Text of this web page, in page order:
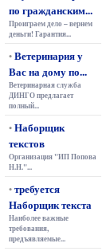
по гражданским...
Проиграем дело – вернем
деньги! Гарантия...
•Ветеринария у
Вас на дому по...
Ветеринарная служба
ДИНГО предлагает
полный...
•Наборщик
текстов
Организация "ИП Попова
Н.Н."...
•требуется
Наборщик текста
Наиболее важные
требования,
предъявляемые...